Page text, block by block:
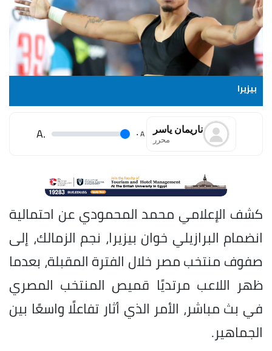
بيزيرا
ناريمان ياسر
محرر A
.
.A
كشف الإعلامي محمد المحمودي عن احتمالية
انضمام البرازيلي خوان بيزيرا، نجم الزمالك، إلى
صفوف منتخب مصر خلال الفترة المقبلة، بعدما
ظهر اللاعب مرتديًا قميص المنتخب المصري
في بث مباشر، الأمر الذي أثار تفاعلًا واسعًا بين
الجماهير.